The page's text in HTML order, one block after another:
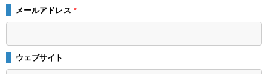
メールアドレス*
ウェブサイト